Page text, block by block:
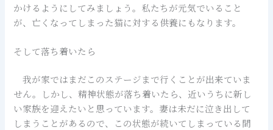
かけるようにしてみましょう。私たちが元気でいること
が、亡くなってしまった猫に対する供養にもなります。
そして落ち着いたら
我が家ではまだこのステージまで行くことが出来ていま
せん。しかし、精神状態が落ち着いたら、近いうちに新し
い家族を迎えたいと思っています。妻は未だに泣き出して
しまうことがあるので、この状態が続いてしまっている間